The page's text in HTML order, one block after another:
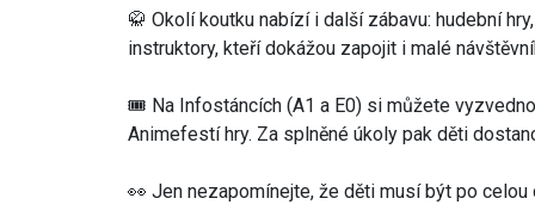
🥋 Okolí koutku nabízí i další zábavu: hudební
instruktory, kteří dokážou zapojit i malé
🎟 Na Infostáncích (A1 a E0) si můžete
Animefestí hry. Za splněné úkoly pak děti
👀 Jen nezapomínejte, že děti musí být po